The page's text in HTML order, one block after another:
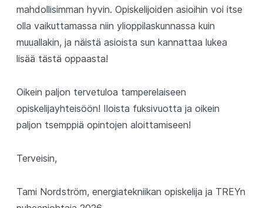
mahdollisimman hyvin. Opiskelijoiden asioihin voi itse
olla vaikuttamassa niin ylioppilaskunnassa kuin
muuallakin, ja näistä asioista sun kannattaa lukea
lisää tästä oppaasta!
Oikein paljon tervetuloa tamperelaiseen
opiskelijayhteisöön! Iloista fuksivuotta ja oikein
paljon tsemppiä opintojen aloittamiseen!
Terveisin,
Tami Nordström, energiatekniikan opiskelija ja TREYn